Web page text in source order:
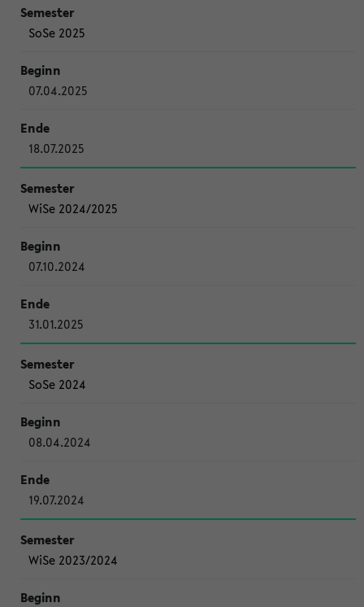
SoSe 2025
07.04.2025
18.07.2025
WiSe 2024/2025
07.10.2024
31.01.2025
SoSe 2024
08.04.2024
19.07.2024
WiSe 2023/2024